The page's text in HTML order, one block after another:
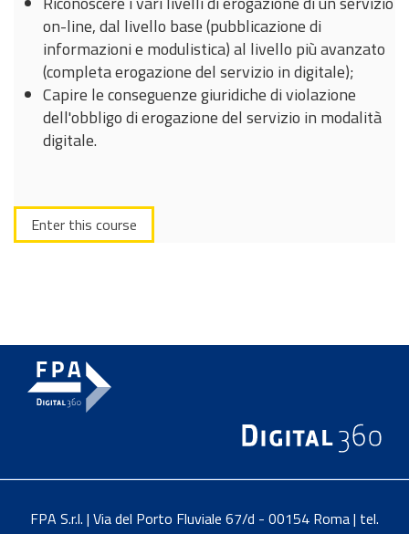
on-line, dal livello base (pubblicazione di
informazioni e modulistica) al livello più avanzato
(completa erogazione del servizio in digitale);
Capire le conseguenze giuridiche di violazione
dell'obbligo di erogazione del servizio in modalità
digitale.
Enter this course
FPA S.r.l. | Via del Porto Fluviale 67/d - 00154 Roma | tel.